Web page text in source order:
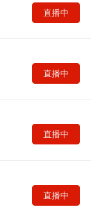
直播中
直播中
直播中
直播中